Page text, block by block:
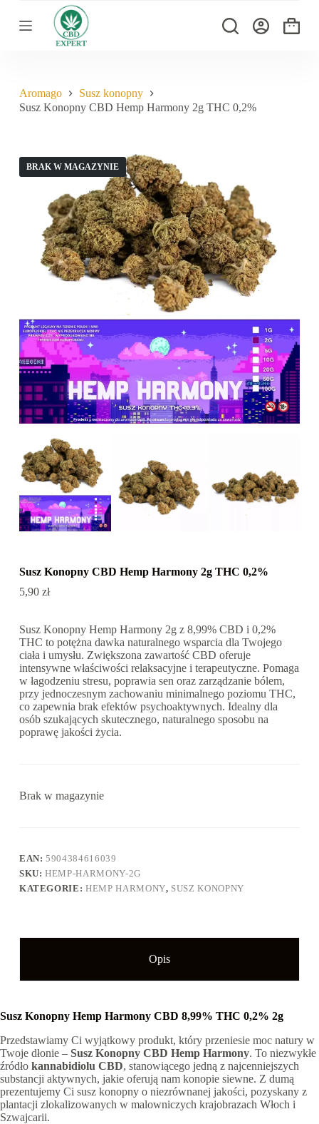
Koszyk
Aromago
Susz konopny
Susz Konopny CBD Hemp Harmony 2g THC 0,2%
BRAK W MAGAZYNIE
Susz Konopny CBD Hemp Harmony 2g THC 0,2%
5,90 zł
Susz Konopny Hemp Harmony 2g z 8,99% CBD i 0,2%
THC to potężna dawka naturalnego wsparcia dla Twojego
ciała i umysłu. Zwiększona zawartość CBD oferuje
intensywne właściwości relaksacyjne i terapeutyczne. Pomaga
w łagodzeniu stresu, poprawia sen oraz zarządzanie bólem,
przy jednoczesnym zachowaniu minimalnego poziomu THC,
co zapewnia brak efektów psychoaktywnych. Idealny dla
osób szukających skutecznego, naturalnego sposobu na
poprawę jakości życia.
Brak w magazynie
EAN:5904384616039
SKU:HEMP-HARMONY-2G
KATEGORIE:HEMP HARMONY, SUSZ KONOPNY
Opis
Susz Konopny Hemp Harmony CBD 8,99% THC 0,2% 2g
Przedstawiamy Ci wyjątkowy produkt, który przeniesie moc natury w
Twoje dłonie – Susz Konopny CBD Hemp Harmony. To niezwykłe
źródło kannabidiolu CBD, stanowiącego jedną z najcenniejszych
substancji aktywnych, jakie oferują nam konopie siewne. Z dumą
prezentujemy Ci susz konopny o niezrównanej jakości, pozyskany z
plantacji zlokalizowanych w malowniczych krajobrazach Włoch i
Szwajcarii.